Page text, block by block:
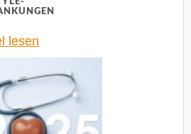
lesen